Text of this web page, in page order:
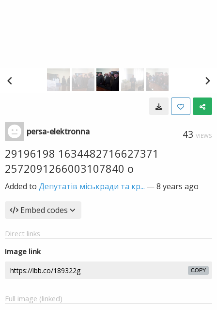
persa-elektronna 43 VIEWS
29196198 1634482716627371
2572091266003107840 o
Added to Депутатів міськради та кр... —8 years ago
Embed codes
Direct links
Image link
COPY
Full image (linked)